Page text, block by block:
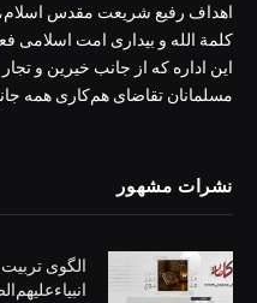
اهداف رفیع شریعت مقدس اسلام،
کلمة الله و بیداری امت اسلامی
این اداره که از جانب خیرین و
مسلمانان تقاضای هم‌کاری همه
نشرات مشهور
الگوی تربیت